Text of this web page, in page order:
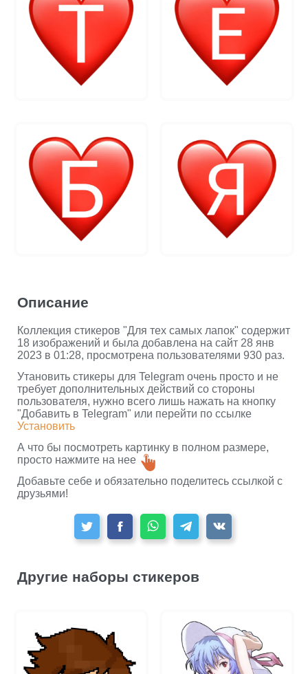
Описание
Коллекция стикеров "Для тех самых лапок" содержит
18 изображений и была добавлена на сайт 28 янв
2023 в 01:28, просмотрена пользователями 930 раз.
Утановить стикеры для Telegram очень просто и не
требует дополнительных действий со стороны
пользователя, нужно всего лишь нажать на кнопку
"Добавить в Telegram" или перейти по ссылке
Установить
А что бы посмотреть картинку в полном размере,
просто нажмите на нее
Добавьте себе и обязательно поделитесь ссылкой с
друзьями!
Другие наборы стикеров